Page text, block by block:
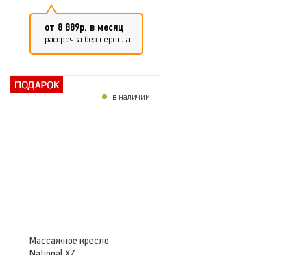
от 8 889р. в месяц
рассрочка без переплат
Массажное кресло
в наличии